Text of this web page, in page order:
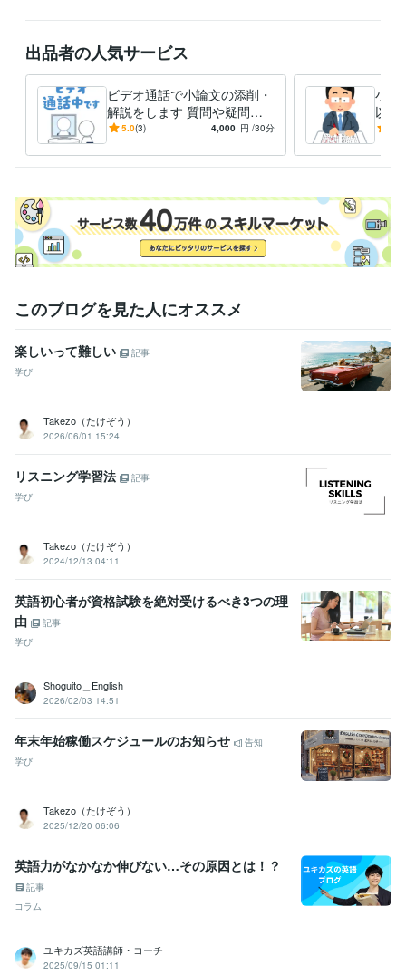
出品者の人気サービス
ビデオ通話で小論文の添削・
解説をします 質問や疑問を
すぐに解消できるビデオ通話
5.0(3) 4,000 円 /30分
小論
以上
けた
このブログを見た人にオススメ
楽しいって難しい
記事
学び
Takezo（たけぞう）
2026/06/01 15:24
リスニング学習法
記事
学び
Takezo（たけぞう）
2024/12/13 04:11
英語初心者が資格試験を絶対受けるべき3つの理
由
記事
学び
Shoguito＿English
2026/02/03 14:51
年末年始稼働スケジュールのお知らせ
告知
学び
Takezo（たけぞう）
2025/12/20 06:06
英語力がなかなか伸びない…その原因とは！？
記事
コラム
ユキカズ英語講師・コーチ
2025/09/15 01:11